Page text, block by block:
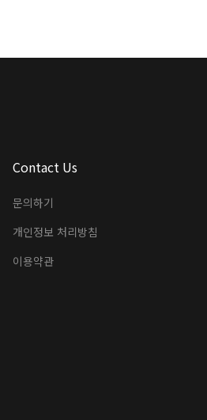
Contact Us
문의하기
개인정보 처리방침
이용약관